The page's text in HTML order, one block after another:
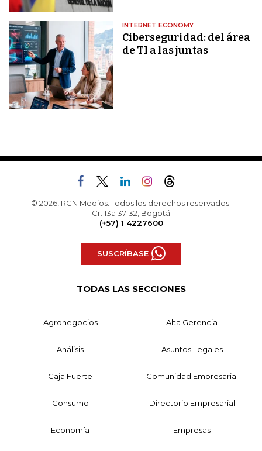
INTERNET ECONOMY
Ciberseguridad: del área
de TI a las juntas
© 2026, RCN Medios. Todos los derechos reservados.
Cr. 13a 37-32, Bogotá
(+57) 1 4227600
SUSCRÍBASE
TODAS LAS SECCIONES
Agronegocios Alta Gerencia
Análisis Asuntos Legales
Caja Fuerte Comunidad Empresarial
Consumo Directorio Empresarial
Economía Empresas